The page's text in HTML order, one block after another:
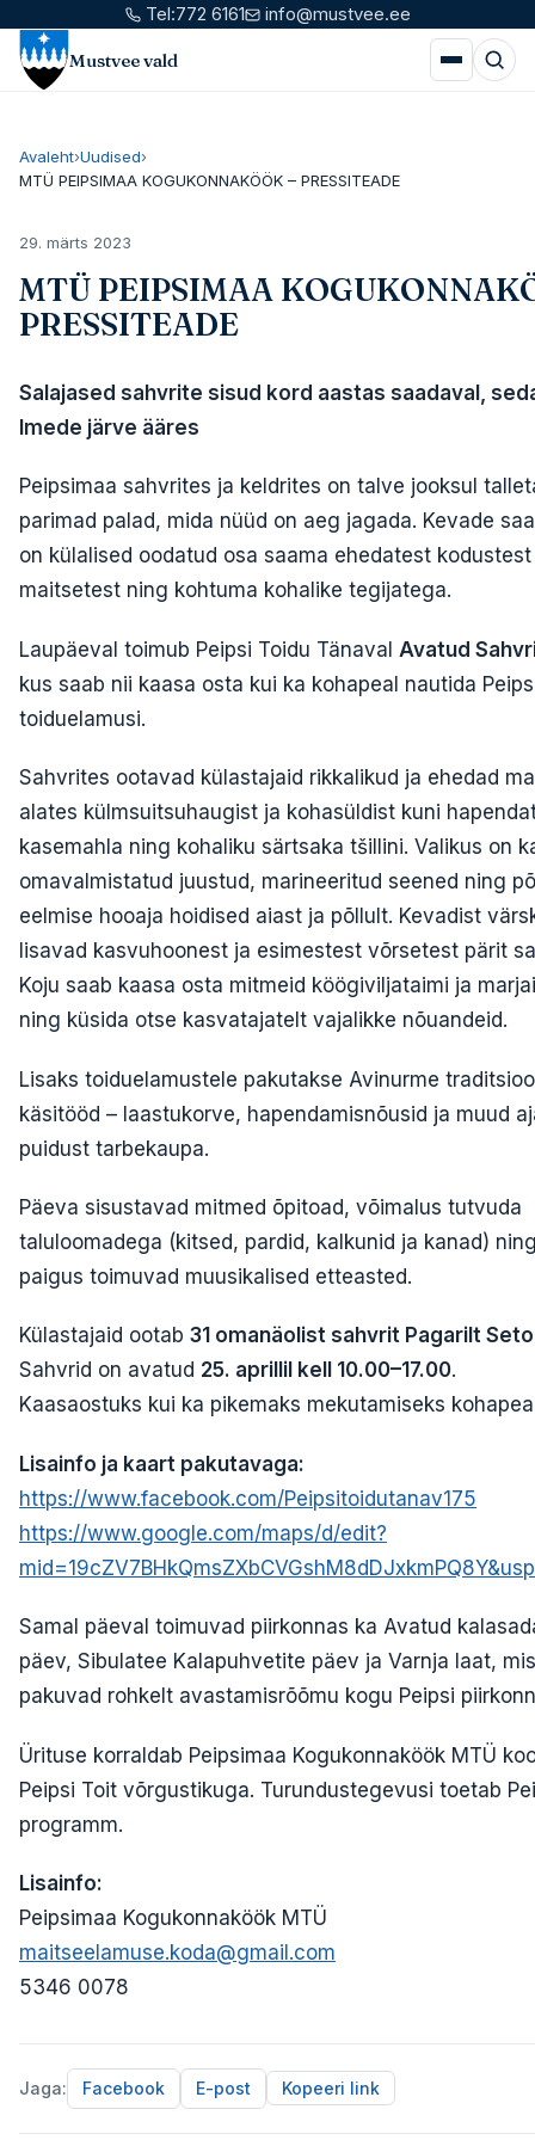
Tel:772 6161 info@mustvee.ee
Mustvee vald
Avaleht›Uudised›
MTÜ PEIPSIMAA KOGUKONNAKÖÖK – PRESSITEADE
29. märts 2023
MTÜ PEIPSIMAA
PRESSITEADE
Salajased sahvrite sisud kord aastas saadaval,
Imede järve ääres
Peipsimaa sahvrites ja keldrites on talve jooksul
parimad palad, mida nüüd on aeg jagada. Kevade
on külalised oodatud osa saama ehedatest kodustest
maitsetest ning kohtuma kohalike tegijatega.
Laupäeval toimub Peipsi Toidu Tänaval Avatud
kus saab nii kaasa osta kui ka kohapeal nautida
toiduelamusi.
Sahvrites ootavad külastajaid rikkalikud ja ehedad
alates külmsuitsuhaugist ja kohasüldist kuni
kasemahla ning kohaliku särtsaka tšillini. Valikus on
omavalmistatud juustud, marineeritud seened ning
eelmise hooaja hoidised aiast ja põllult. Kevadist
lisavad kasvuhoonest ja esimestest võrsetest pärit
Koju saab kaasa osta mitmeid köögiviljataimi ja
ning küsida otse kasvatajatelt vajalikke nõuandeid.
Lisaks toiduelamustele pakutakse Avinurme
käsitööd – laastukorve, hapendamisnõusid ja muud
puidust tarbekaupa.
Päeva sisustavad mitmed õpitoad, võimalus tutvuda
taluloomadega (kitsed, pardid, kalkunid ja kanad)
paigus toimuvad muusikalised etteasted.
Külastajaid ootab 31 omanäolist sahvrit Pagarilt
Sahvrid on avatud 25. aprillil kell 10.00–17.00.
Kaasaostuks kui ka pikemaks mekutamiseks
Lisainfo ja kaart pakutavaga:
https://www.facebook.com/Peipsitoidutanav175
https://www.google.com/maps/d/edit?
Samal päeval toimuvad piirkonnas ka Avatud
päev, Sibulatee Kalapuhvetite päev ja Varnja laat, mis
pakuvad rohkelt avastamisrõõmu kogu Peipsi
Ürituse korraldab Peipsimaa Kogukonnaköök MTÜ
Peipsi Toit võrgustikuga. Turundustegevusi toetab
programm.
Lisainfo:
Peipsimaa Kogukonnaköök MTÜ
maitseelamuse.koda@gmail.com
5346 0078
Jaga: Facebook E-post Kopeeri link